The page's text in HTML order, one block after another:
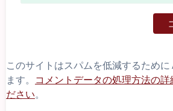
このサイトはスパムを低減するため
ます。
コメントデータの処理方法の詳
ださい